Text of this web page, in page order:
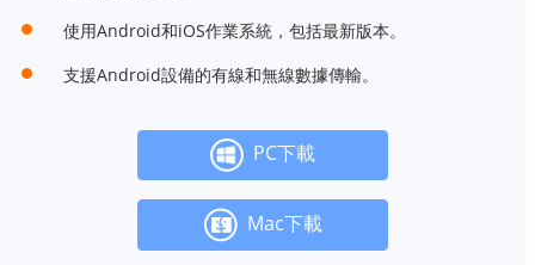
使用Android和iOS作業系統，包括最新版本。
支援Android設備的有線和無線數據傳輸。
PC下載
Mac下載